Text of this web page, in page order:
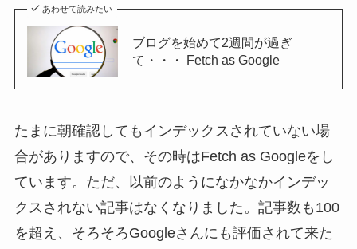
あわせて読みたい
ブログを始めて2週間が過ぎ
て・・・ Fetch as Google
たまに朝確認してもインデックスされていない場
合がありますので、その時はFetch as Googleをし
ています。ただ、以前のようになかなかインデッ
クスされない記事はなくなりました。記事数も100
を超え、そろそろGoogleさんにも評価されて来た